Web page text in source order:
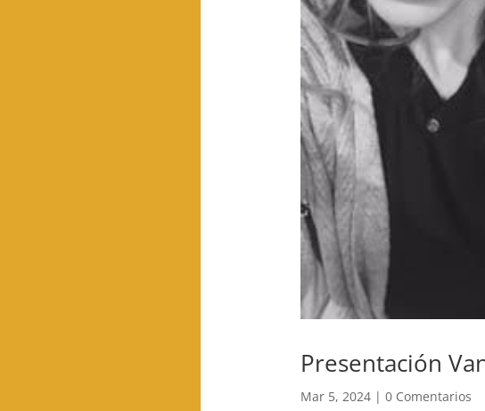
Presentación
Mar 5, 2024| 0 Comentarios